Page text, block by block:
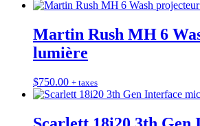
Martin Rush MH 6
lumière
$750.00 + taxes